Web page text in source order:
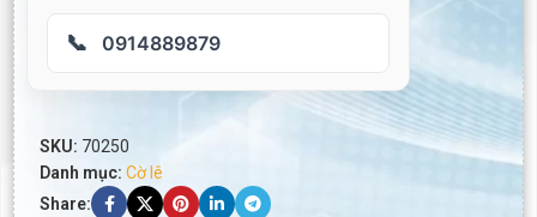
📞 0914889879
SKU: 70250
Danh mục: Cờ lê
Share: